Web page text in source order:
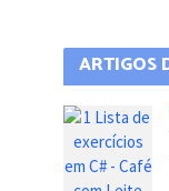
ARTIGOS